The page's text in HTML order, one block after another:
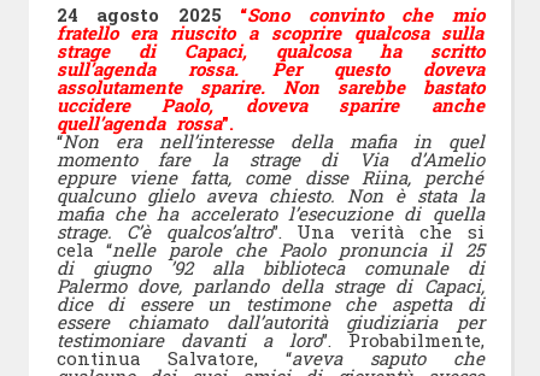
24 agosto 2025 “Sono convinto che mio
fratello era riuscito a scoprire qualcosa sulla
strage di Capaci, qualcosa ha scritto
sull’agenda rossa. Per questo doveva
assolutamente sparire. Non sarebbe bastato
uccidere Paolo, doveva sparire anche
quell’agenda rossa”.
“Non era nell’interesse della mafia in quel
momento fare la strage di Via d’Amelio
eppure viene fatta, come disse Riina, perché
qualcuno glielo aveva chiesto. Non è stata la
mafia che ha accelerato l’esecuzione di quella
strage. C’è qualcos’altro”. Una verità che si
cela “nelle parole che Paolo pronuncia il 25
di giugno ’92 alla biblioteca comunale di
Palermo dove, parlando della strage di Capaci,
dice di essere un testimone che aspetta di
essere chiamato dall’autorità giudiziaria per
testimoniare davanti a loro”. Probabilmente,
continua Salvatore, “aveva saputo che